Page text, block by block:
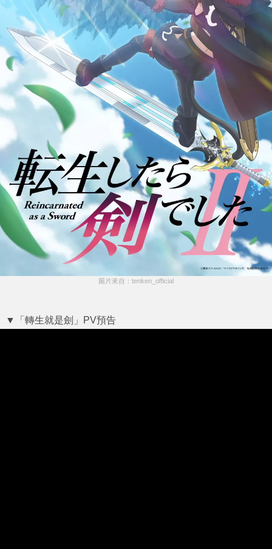
圖片來自：tenken_official
▼「轉生就是劍」PV預告